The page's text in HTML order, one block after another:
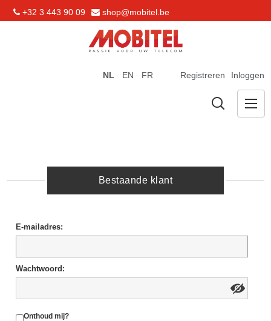
+32 3 443 90 09 shop@mobitel.be
Registreren Inloggen
NL EN FR
Bestaande klant
E-mailadres:
Wachtwoord:
Onthoud mij?